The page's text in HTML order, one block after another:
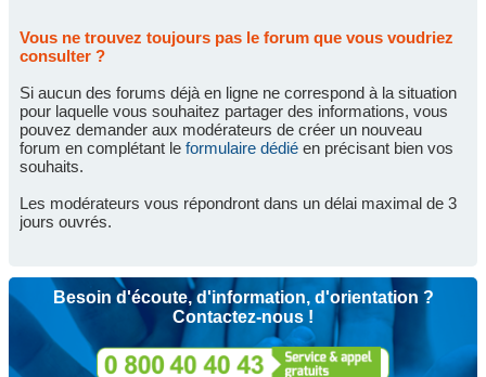
Vous ne trouvez toujours pas le forum que vous voudriez
consulter ?
Si aucun des forums déjà en ligne ne correspond à la situation
pour laquelle vous souhaitez partager des informations, vous
pouvez demander aux modérateurs de créer un nouveau
forum en complétant le formulaire dédié en précisant bien vos
souhaits.
Les modérateurs vous répondront dans un délai maximal de 3
jours ouvrés.
Besoin d'écoute, d'information, d'orientation ?
Contactez-nous !